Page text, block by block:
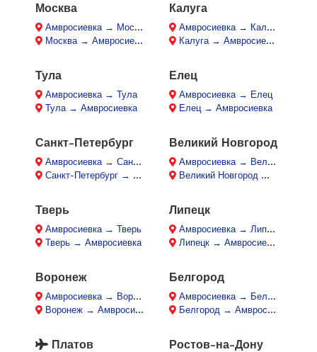
Москва
Амвросиевка → Москва
Москва → Амвросиевка
Калуга
Амвросиевка → Калуга
Калуга → Амвросиевка
Тула
Амвросиевка → Тула
Тула → Амвросиевка
Елец
Амвросиевка → Елец
Елец → Амвросиевка
Санкт-Петербург
Амвросиевка → Санкт-Петербург
Санкт-Петербург → Амвросиевка
Великий Новгород
Амвросиевка → Великий Новгород
Великий Новгород → Амвросиевка
Тверь
Амвросиевка → Тверь
Тверь → Амвросиевка
Липецк
Амвросиевка → Липецк
Липецк → Амвросиевка
Воронеж
Амвросиевка → Воронеж
Воронеж → Амвросиевка
Белгород
Амвросиевка → Белгород
Белгород → Амвросиевка
Платов Ростов-на-Дону